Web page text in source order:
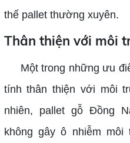
thế pallet thường xuyên.
Thân thiện với môi
Một trong những ưu
tính thân thiện với môi
nhiên, pallet gỗ Đồng
không gây ô nhiễm